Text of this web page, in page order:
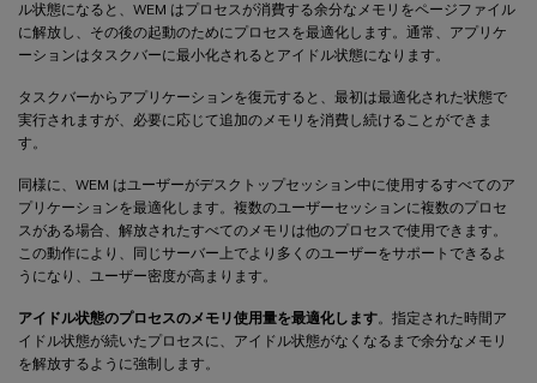
ル状態になると、WEM はプロセスが消費する余分なメモリをページファイル
に解放し、その後の起動のためにプロセスを最適化します。通常、アプリケ
ーションはタスクバーに最小化されるとアイドル状態になります。
タスクバーからアプリケーションを復元すると、最初は最適化された状態で
実行されますが、必要に応じて追加のメモリを消費し続けることができま
す。
同様に、WEM はユーザーがデスクトップセッション中に使用するすべてのア
プリケーションを最適化します。複数のユーザーセッションに複数のプロセ
スがある場合、解放されたすべてのメモリは他のプロセスで使用できます。
この動作により、同じサーバー上でより多くのユーザーをサポートできるよ
うになり、ユーザー密度が高まります。
アイドル状態のプロセスのメモリ使用量を最適化します。指定された時間ア
イドル状態が続いたプロセスに、アイドル状態がなくなるまで余分なメモリ
を解放するように強制します。